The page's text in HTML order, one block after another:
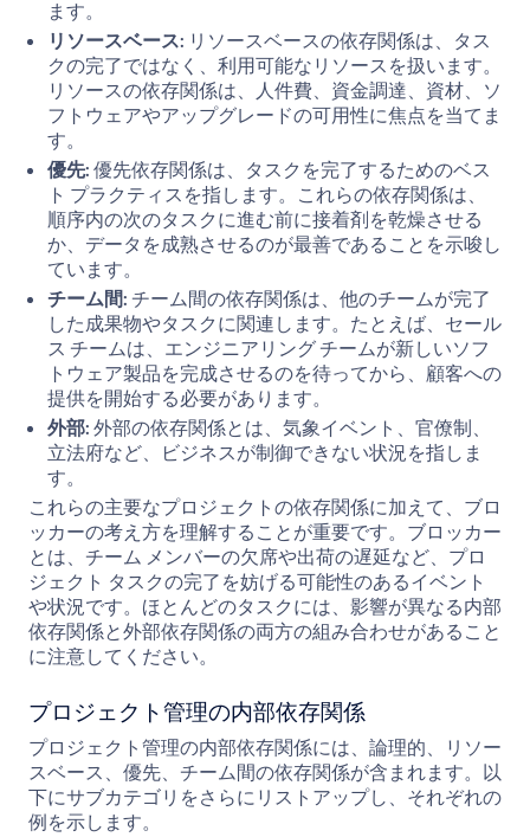
ます。
リソースベース: リソースベースの依存関係は、タス
クの完了ではなく、利用可能なリソースを扱います。
リソースの依存関係は、人件費、資金調達、資材、ソ
フトウェアやアップグレードの可用性に焦点を当てま
す。
優先:優先依存関係は、タスクを完了するためのベス
ト プラクティスを指します。これらの依存関係は、
順序内の次のタスクに進む前に接着剤を乾燥させる
か、データを成熟させるのが最善であることを示唆し
ています。
チーム間:チーム間の依存関係は、他のチームが完了
した成果物やタスクに関連します。たとえば、セール
ス チームは、エンジニアリング チームが新しいソフ
トウェア製品を完成させるのを待ってから、顧客への
提供を開始する必要があります。
外部:外部の依存関係とは、気象イベント、官僚制、
立法府など、ビジネスが制御できない状況を指しま
す。
これらの主要なプロジェクトの依存関係に加えて、ブロ
ッカーの考え方を理解することが重要です。ブロッカー
とは、チーム メンバーの欠席や出荷の遅延など、プロ
ジェクト タスクの完了を妨げる可能性のあるイベント
や状況です。ほとんどのタスクには、影響が異なる内部
依存関係と外部依存関係の両方の組み合わせがあること
に注意してください。
プロジェクト管理の内部依存関係
プロジェクト管理の内部依存関係には、論理的、リソー
スベース、優先、チーム間の依存関係が含まれます。以
下にサブカテゴリをさらにリストアップし、それぞれの
例を示します。